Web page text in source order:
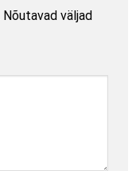
Nõutavad väljad